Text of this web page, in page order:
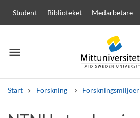
Student Biblioteket Medarbetare
menu
Meny
Start Forskning